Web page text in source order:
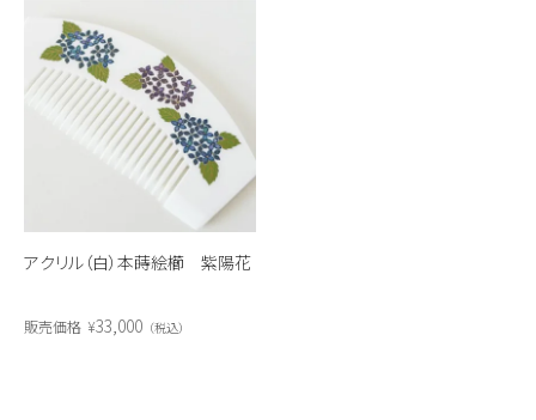
アクリル（白）本蒔絵櫛 紫陽花
販売価格 ¥33,000 税込